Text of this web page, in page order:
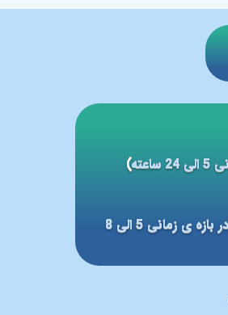
)
مبلغ ارسال بر مبنای شهر مقصد بین 59 الی 79 هزار تومان متغیر بوده، تحویل در بازه ی زمانی 5 الی 8